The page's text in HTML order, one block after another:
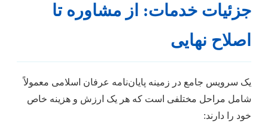
جزئیات خدمات: از مشاوره تا
اصلاح نهایی
یک سرویس جامع در زمینه پایان‌نامه عرفان اسلامی معمولاً
شامل مراحل مختلفی است که هر یک ارزش و هزینه خاص
خود را دارند: